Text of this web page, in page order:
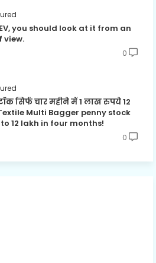
you should look at it from an
view.
0
सिर्फ चार महीने में 1 लाख रुपये 12
Multi Bagger penny stock
12 lakh in four months!
0